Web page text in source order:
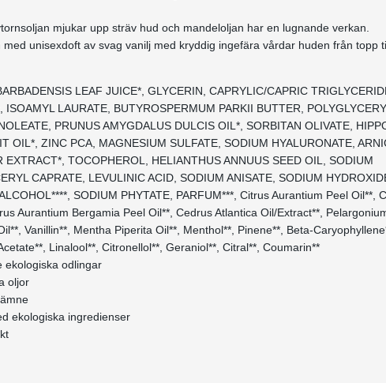
mjukar upp sträv hud och mandeloljan har en lugnande verkan.
med unisexdoft av svag vanilj med kryddig ingefära vårdar huden från topp
LEAF JUICE*, GLYCERIN, CAPRYLIC/CAPRIC
ISOAMYL LAURATE, BUTYROSPERMUM PARKII BUTTER,
PRUNUS AMYGDALUS DULCIS OIL*, SORBITAN OLIVATE,
OIL*, ZINC PCA, MAGNESIUM SULFATE, SODIUM HYALURONATE,
EXTRACT*, TOCOPHEROL, HELIANTHUS ANNUUS SEED OIL, SODIUM
CAPRATE, LEVULINIC ACID, SODIUM ANISATE, SODIUM
SODIUM PHYTATE, PARFUM***, Citrus Aurantium Peel Oil**,
Aurantium Bergamia Peel Oil**, Cedrus Atlantica Oil/Extract**,
Vanillin**, Mentha Piperita Oil**, Menthol**, Pinene**, Beta-
Linalool**, Citronellol**, Geraniol**, Citral**, Coumarin**
ekologiska odlingar
oljor
ekologiska ingredienser